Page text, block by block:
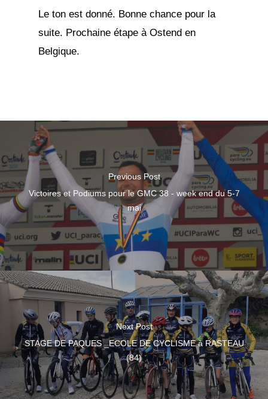
Le ton est donné. Bonne chance pour la
suite. Prochaine étape à Ostend en
Belgique.
Previous Post
Victoires et Podiums pour le GMC 38 - week end du 5-7
mai
Next Post
STAGE DE PAQUES _ECOLE DE CYCLISME à RASTEAU
(84)